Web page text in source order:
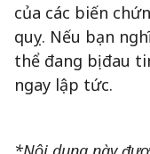
của các biến
quỵ. Nếu bạn
thể đang bị đau
ngay lập tức.